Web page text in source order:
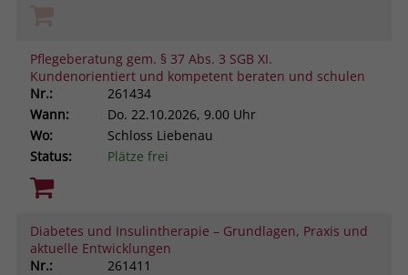
Pflegeberatung gem. § 37 Abs. 3 SGB XI.
Kundenorientiert und kompetent beraten und schulen
Nr.:
261434
Wann:
Do. 22.10.2026, 9.00 Uhr
Wo:
Schloss Liebenau
Status:
Plätze frei
Diabetes und Insulintherapie – Grundlagen, Praxis und
aktuelle Entwicklungen
Nr.:
261411